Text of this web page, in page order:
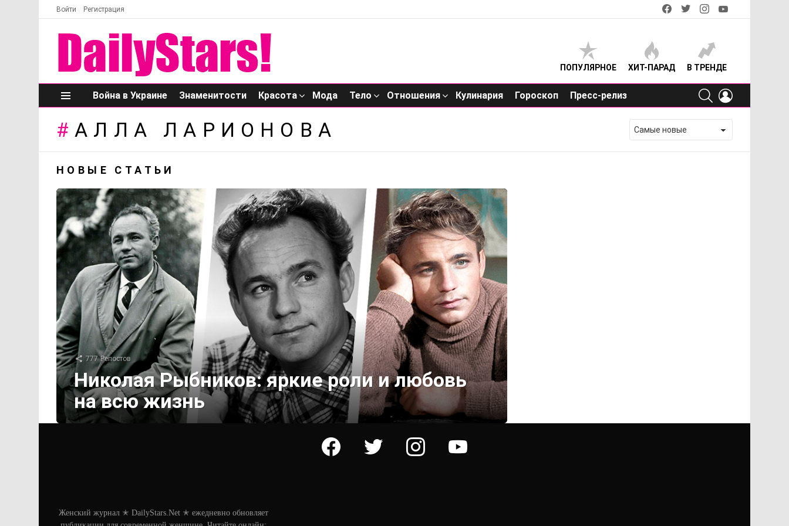
Войти Регистрация
facebooktwitterinstagram
ПОПУЛЯРНОЕ ХИТ-ПАРАД В ТРЕНДЕ
Меню
Война в Украине Знаменитости Красота Мода Тело Отношения Кулинария Гороскоп Пресс-релиз
SEARCH
АЛЛА ЛАРИОНОВА
НОВЫЕ СТАТЬИ
777 Репостов
Николая Рыбников: яркие роли и любовь
на всю жизнь
facebook twitter instagram youtube
Женский журнал ✭ DailyStars.Net ✭ ежедневно обновляет